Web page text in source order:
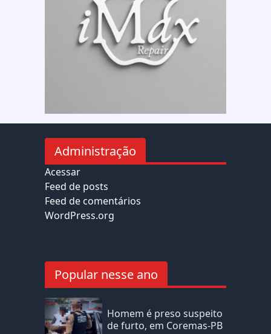
Administração
Acessar
Feed de posts
Feed de comentários
WordPress.org
Popular nesse ano
Homem é preso suspeito
de furto, em Coremas-PB